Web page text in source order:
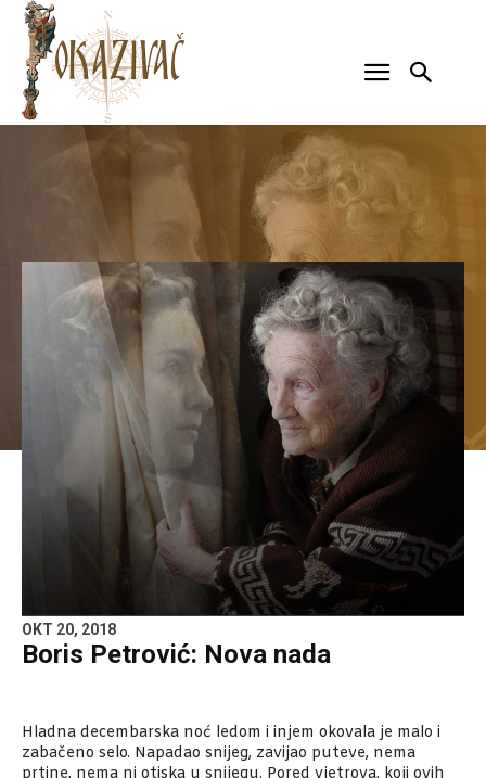
OKT 20, 2018
Boris Petrović: Nova nada
Hladna decembarska noć ledom i injem okovala je malo i
zabačeno selo. Napadao snijeg, zavijao puteve, nema